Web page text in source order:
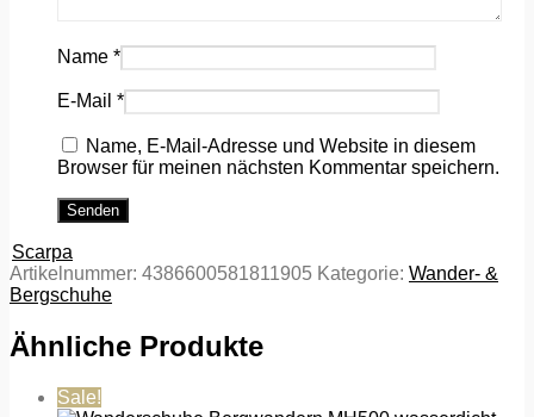
Name *
E-Mail *
Name, E-Mail-Adresse und Website in diesem
Browser für meinen nächsten Kommentar speichern.
Scarpa
Artikelnummer: 4386600581811905 Kategorie: Wander- &
Bergschuhe
Ähnliche Produkte
Sale!